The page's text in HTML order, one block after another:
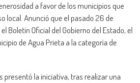
a favor de los municipios que
local. Anunció que el pasado 26 de
Boletín Oficial del Gobierno del Estado, el
de Agua Prieta a la categoría de
presentó la iniciativa, tras realizar una